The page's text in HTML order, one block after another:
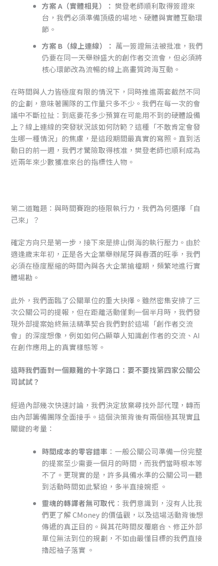
方案 A（實體相見）： 樊登老師順利取得簽證來
台，我們必須準備頂級的場地、硬體與實體互動環
節。
方案 B（線上連線）： 萬一簽證無法被批准，我們
仍要在同一天舉辦盛大的創作者交流會，但必須將
核心環節改為流暢的線上高畫質跨海互動。
在時間與人力皆極度有限的情況下，同時推進兩套截然不同
的企劃，意味著團隊的工作量只多不少。我們在每一次的會
議中不斷拉扯：到底要花多少預算在可能用不到的硬體設備
上？線上連線的突發狀況該如何防範？這種「不敢肯定會發
生哪一種情況」的焦慮，是這段期間最真實的寫照。直到活
動日的前一週，我們才驚險取得核准，樊登老師也順利成為
近兩年來少數獲准來台的指標性人物。
第二道難題：與時間賽跑的極限執行力，我們為何選擇「自
己來」？
確定方向只是第一步，接下來是排山倒海的執行壓力。由於
適逢歲末年初，正是各大企業舉辦尾牙與春酒的旺季，我們
必須在極度壓縮的時間內與各大企業搶檔期，頻繁地進行實
體場勘。
此外，我們面臨了公關單位的重大抉擇。雖然密集安排了三
次公關公司的提報，但在距離活動僅剩一個半月時，我們發
現外部提案始終無法精準契合我們對於這場「創作者交流
會」的深度想像，例如如何凸顯華人知識創作者的交流、AI
在創作應用上的真實樣態等。
這時我們面對一個艱難的十字路口：要不要找第四家公關公
司試試？
經過內部幾次快速討論，我們決定放棄尋找外部代理，轉而
由內部籌備團隊全面接手。這個決策背後有兩個極其現實且
關鍵的考量：
時間成本的零容錯率 ：一般公關公司準備一份完整
的提案至少需要一個月的時間，而我們當時根本等
不了。更現實的是，許多具備水準的公關公司一聽
到活動時間如此緊迫，多半直接婉拒 。
靈魂的轉譯者無可取代 ：我們意識到，沒有人比我
們更了解 CMoney 的價值觀，以及這場活動背後想
傳遞的真正目的。與其花時間反覆磨合、修正外部
單位無法到位的規劃，不如由最懂目標的我們直接
擼起袖子落實 。